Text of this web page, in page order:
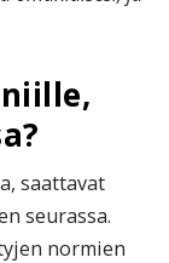
saattavat
seurassa.
normien